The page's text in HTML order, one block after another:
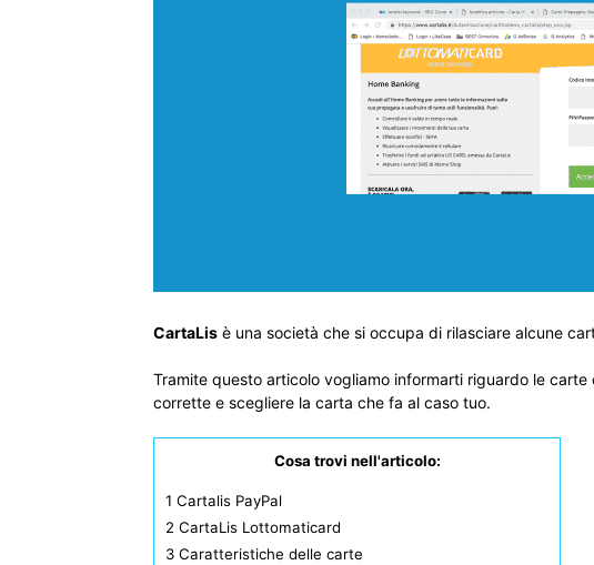
CartaLis è una società che si occupa di rilasciare alcune
Tramite questo articolo vogliamo informarti riguardo le
corrette e scegliere la carta che fa al caso tuo.
Cosa trovi nell'articolo:
1 Cartalis PayPal
2 CartaLis Lottomaticard
3 Caratteristiche delle carte